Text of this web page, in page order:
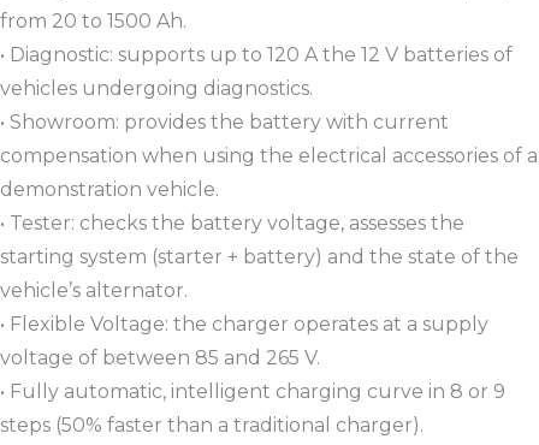
from 20 to 1500 Ah.
• Diagnostic: supports up to 120 A the 12 V batteries of
vehicles undergoing diagnostics.
• Showroom: provides the battery with current
compensation when using the electrical accessories of a
demonstration vehicle.
• Tester: checks the battery voltage, assesses the
starting system (starter + battery) and the state of the
vehicle’s alternator.
• Flexible Voltage: the charger operates at a supply
voltage of between 85 and 265 V.
• Fully automatic, intelligent charging curve in 8 or 9
steps (50% faster than a traditional charger).